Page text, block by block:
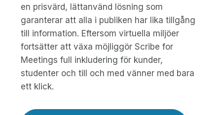
en prisvärd, lättanvänd lösning som
garanterar att alla i publiken har lika tillgång
till information. Eftersom virtuella miljöer
fortsätter att växa möjliggör Scribe for
Meetings full inkludering för kunder,
studenter och till och med vänner med bara
ett klick.